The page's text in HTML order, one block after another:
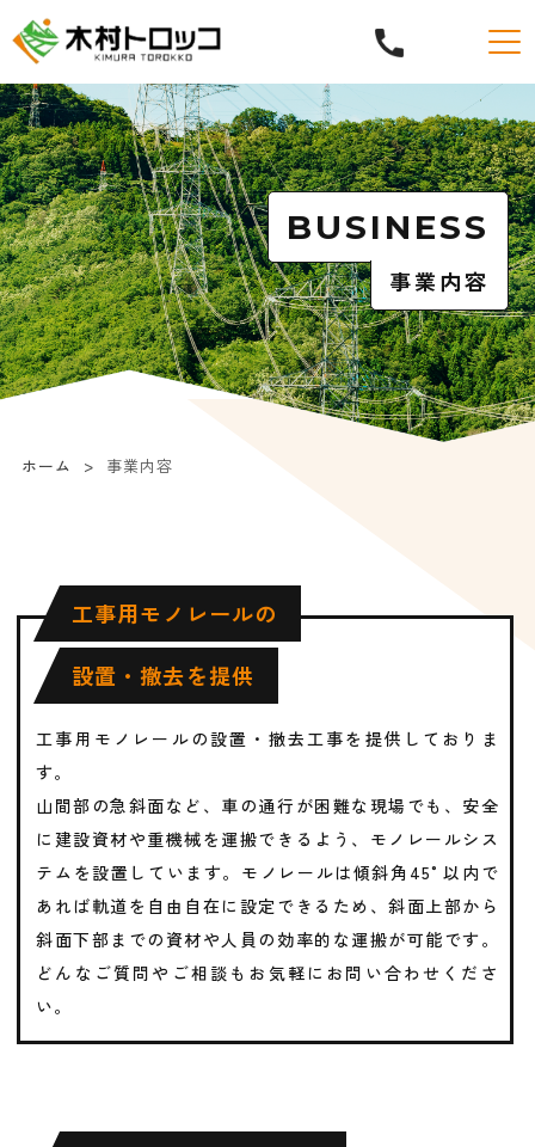
BUSINESS
事業内容
ホーム 事業内容
工事用モノレールの
設置・撤去を提供
工事用モノレールの設置・撤去工事を提供しておりま
す。
山間部の急斜面など、車の通行が困難な現場でも、安全
に建設資材や重機械を運搬できるよう、モノレールシス
テムを設置しています。モノレールは傾斜角45°以内で
あれば軌道を自由自在に設定できるため、斜面上部から
斜面下部までの資材や人員の効率的な運搬が可能です。
どんなご質問やご相談もお気軽にお問い合わせくださ
い。